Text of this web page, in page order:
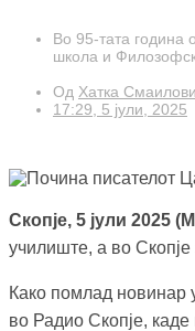
Во 95-тата година
школа и
Од Хатка
17:29, 5 јули, 2025
Скопје, 5 јули 2025
училиште, а во
Како помлад новинар
во Радио Скопје, каде